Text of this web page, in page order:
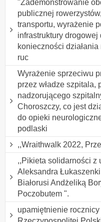
"Zademonstrowanie
publicznej
transportu, wyrażenie
infrastruktury
konieczności
ruc
Wyrażenie sprzeciwu
przez władze szpitala,
nadzorującego
Choroszczy, co jest
do opieki
podlaski
,,Wraithwalk 2022,
,,Pikieta solidarności z
Aleksandra
Białorusi Andżeliką
Poczobutem ".
upamiętnienie rocznicy